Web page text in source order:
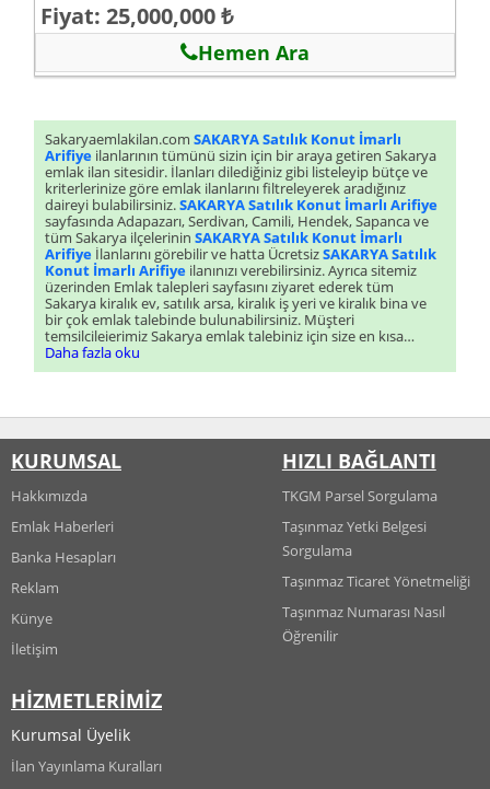
Fiyat: 25,000,000 ₺
Hemen Ara
Sakaryaemlakilan.com SAKARYA Satılık Konut İmarlı
Arifiye ilanlarının tümünü sizin için bir araya getiren Sakarya
emlak ilan sitesidir. İlanları dilediğiniz gibi listeleyip bütçe ve
kriterlerinize göre emlak ilanlarını filtreleyerek aradığınız
daireyi bulabilirsiniz.SAKARYA Satılık Konut İmarlı Arifiye
sayfasında Adapazarı, Serdivan, Camili, Hendek, Sapanca ve
tüm Sakarya ilçelerinin SAKARYA Satılık Konut İmarlı
Arifiye İlanlarını görebilir ve hatta ÜcretsizSAKARYA Satılık
Konut İmarlı Arifiye ilanınızı verebilirsiniz. Ayrıca sitemiz
üzerinden Emlak talepleri sayfasını ziyaret ederek tüm
Sakarya kiralık ev, satılık arsa, kiralık iş yeri ve kiralık bina ve
bir çok emlak talebinde bulunabilirsiniz. Müşteri
temsilcileierimiz Sakarya emlak talebiniz için size en kısa
sürede dönüş sağlayacaklardır.
Daha fazla oku
KURUMSAL
Hakkımızda
Emlak Haberleri
Banka Hesapları
Reklam
Künye
İletişim
HİZMETLERİMİZ
Kurumsal Üyelik
İlan Yayınlama Kuralları
HIZLI BAĞLANTI
TKGM Parsel Sorgulama
Taşınmaz Yetki Belgesi
Sorgulama
Taşınmaz Ticaret Yönetmeliği
Taşınmaz Numarası Nasıl
Öğrenilir